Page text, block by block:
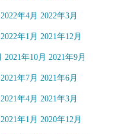
2022年4月 2022年3月
2022年1月 2021年12月
2021年10月 2021年9月
2021年7月 2021年6月
2021年4月 2021年3月
2021年1月 2020年12月